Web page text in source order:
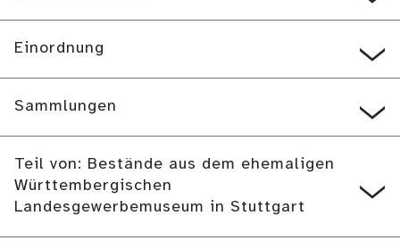
Einordnung
Sammlungen
Teil von: Bestände aus dem ehemaligen
Württembergischen
Landesgewerbemuseum in Stuttgart